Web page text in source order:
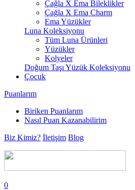
Çağla X Ema Bileklikler
Çağla X Ema Charm
Ema Yüzükler
Luna Koleksiyonu
Tüm Luna Ürünleri
Yüzükler
Kolyeler
Doğum Taşı Yüzük Koleksiyonu
Çocuk
Puanlarım
Biriken Puanlarım
Nasıl Puan Kazanabilirim
Biz Kimiz? İletişim Blog
0